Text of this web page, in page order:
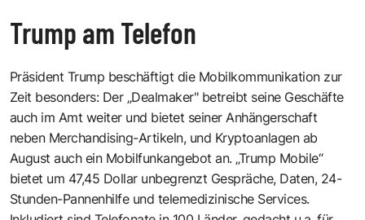
Trump am Telefon
Präsident Trump beschäftigt die Mobilkommunikation zur
Zeit besonders: Der „Dealmaker" betreibt seine Geschäfte
auch im Amt weiter und bietet seiner Anhängerschaft
neben Merchandising-Artikeln, und Kryptoanlagen ab
August auch ein Mobilfunkangebot an. „Trump Mobile“
bietet um 47,45 Dollar unbegrenzt Gespräche, Daten, 24-
Stunden-Pannenhilfe und telemedizinische Services.